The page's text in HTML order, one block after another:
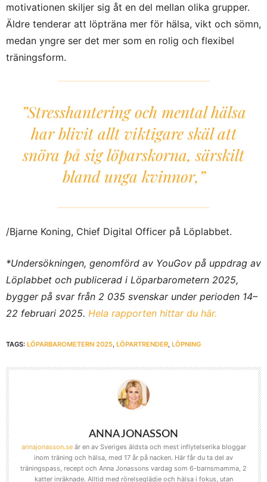
motivationen skiljer sig åt en del mellan olika grupper.
Äldre tenderar att löpträna mer för hälsa, vikt och sömn,
medan yngre ser det mer som en rolig och flexibel
träningsform.
”Stresshantering och mental hälsa
har blivit allt viktigare skäl att
snöra på sig löparskorna, särskilt
bland unga kvinnor,”
/Bjarne Koning, Chief Digital Officer på Löplabbet.
*Undersökningen, genomförd av YouGov på uppdrag av
Löplabbet och publicerad i Löparbarometern 2025,
bygger på svar från 2 035 svenskar under perioden 14–
22 februari 2025. Hela rapporten hittar du här.
TAGS: LÖPARBAROMETERN 2025, LÖPARTRENDER, LÖPNING
ANNA JONASSON
annajonasson.seär en av Sveriges äldsta och mest inflytelserika bloggar
inom träning och hälsa, med 17 år på nacken. Här får du ta del av
träningspass, recept och Anna Jonassons vardag som 6-barnsmamma, 2
katter inräknade. Alltid med rörelseglädje och hälsa i fokus, utan